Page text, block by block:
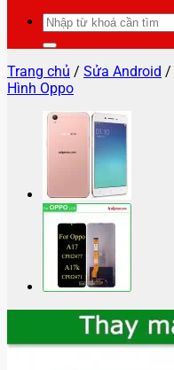
Tìm
kiếm:
Trang chủ / Sửa Android /
Hình Oppo